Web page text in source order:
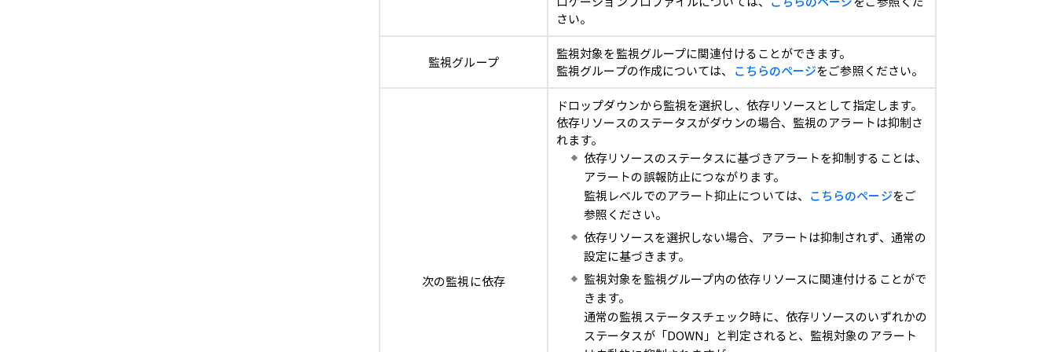
さい。
監視グループ
監視対象を監視グループに関連付けることができます。
監視グループの作成については、 こちらのページをご参照ください。
次の監視に依存
ドロップダウンから監視を選択し、依存リソースとして指定します。
依存リソースのステータスがダウンの場合、監視のアラートは抑制さ
れます。
依存リソースのステータスに基づきアラートを抑制することは、
アラートの誤報防止につながります。
監視レベルでのアラート抑止については、 こちらのページをご
参照ください。
依存リソースを選択しない場合、アラートは抑制されず、通常の
設定に基づきます。
監視対象を監視グループ内の依存リソースに関連付けることがで
きます。
通常の監視ステータスチェック時に、依存リソースのいずれかの
ステータスが「DOWN」と判定されると、監視対象のアラート